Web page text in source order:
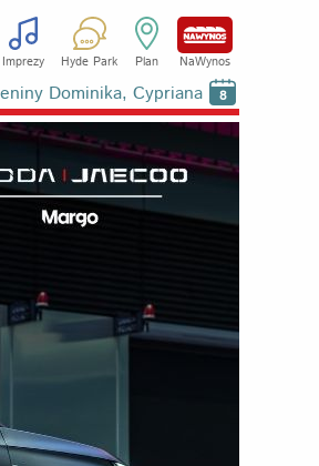
Imprezy Hyde Park Plan NaWynos
Dominika, Cypriana 8